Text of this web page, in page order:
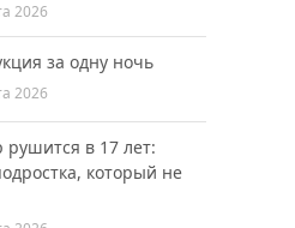
2026
за одну ночь
2026
рушится в 17 лет:
который не